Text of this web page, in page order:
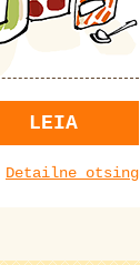
LEIA
Detailne otsing